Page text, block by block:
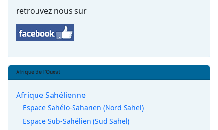
retrouvez nous sur
Afrique de l'Ouest
Afrique Sahélienne
Espace Sahélo-Saharien (Nord Sahel)
Espace Sub-Sahélien (Sud Sahel)